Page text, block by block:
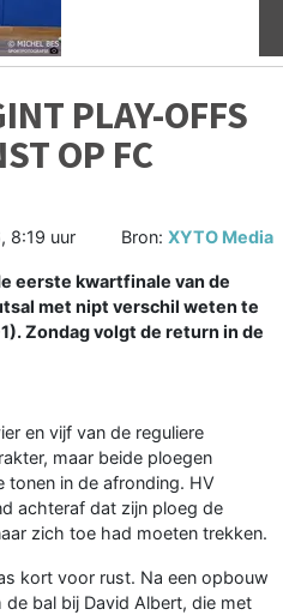
PLAY-OFFS
OP FC
8:19 uur Bron: XYTO Media
eerste kwartfinale van de
met nipt verschil weten te
Zondag volgt de return in de
en vijf van de reguliere
maar beide ploegen
in de afronding. HV
achteraf dat zijn ploeg de
zich toe had moeten trekken.
kort voor rust. Na een opbouw
bal bij David Albert, die met